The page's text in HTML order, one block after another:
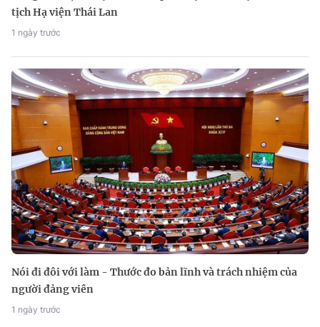
tịch Hạ viện Thái Lan
1 ngày trước
Nói đi đôi với làm - Thước đo bản lĩnh và trách nhiệm của
người đảng viên
1 ngày trước